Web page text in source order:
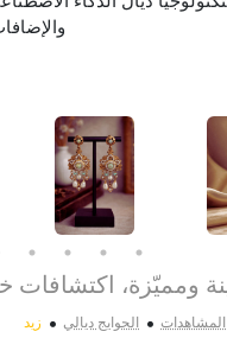
ومميّزة، اكتشافات
المشاهدات • الحوايج ديالي • زيد